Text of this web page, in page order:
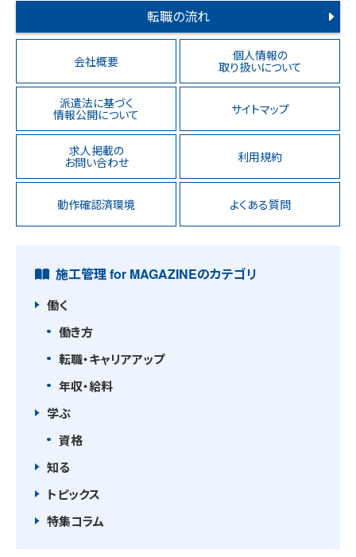
転職の流れ
会社概要 個人情報の
取り扱いについて
派遣法に基づく
情報公開について サイトマップ
求人掲載の
お問い合わせ 利用規約
動作確認済環境 よくある質問
施工管理 for MAGAZINEのカテゴリ
働く
働き方
転職・キャリアアップ
年収・給料
学ぶ
資格
知る
トピックス
特集コラム